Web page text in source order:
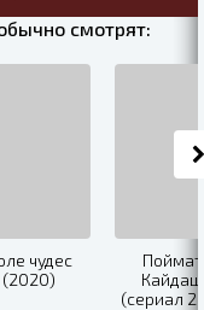
смотрят:
чудес
(2020)
(сериал